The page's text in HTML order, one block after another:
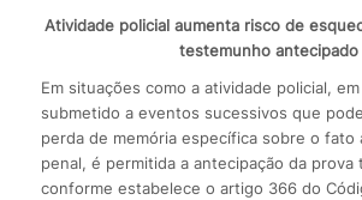
Atividade policial aumenta risco de
testemunho antecipado
Em situações como a atividade policial,
submetido a eventos sucessivos que
perda de memória específica sobre o fato
penal, é permitida a antecipação da prova
conforme estabelece o artigo 366 do